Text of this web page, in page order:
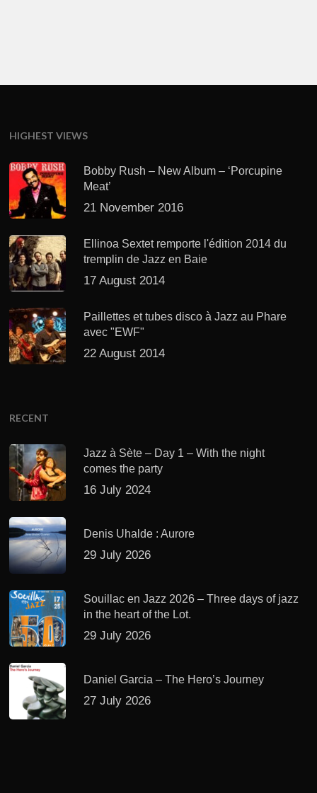
HIGHEST VIEWS
Bobby Rush – New Album – ‘Porcupine
Meat’
21 November 2016
Ellinoa Sextet remporte l'édition 2014 du
tremplin de Jazz en Baie
17 August 2014
Paillettes et tubes disco à Jazz au Phare
avec "EWF"
22 August 2014
RECENT
Jazz à Sète – Day 1 – With the night
comes the party
16 July 2024
Denis Uhalde : Aurore
29 July 2026
Souillac en Jazz 2026 – Three days of jazz
in the heart of the Lot.
29 July 2026
Daniel Garcia – The Hero’s Journey
27 July 2026